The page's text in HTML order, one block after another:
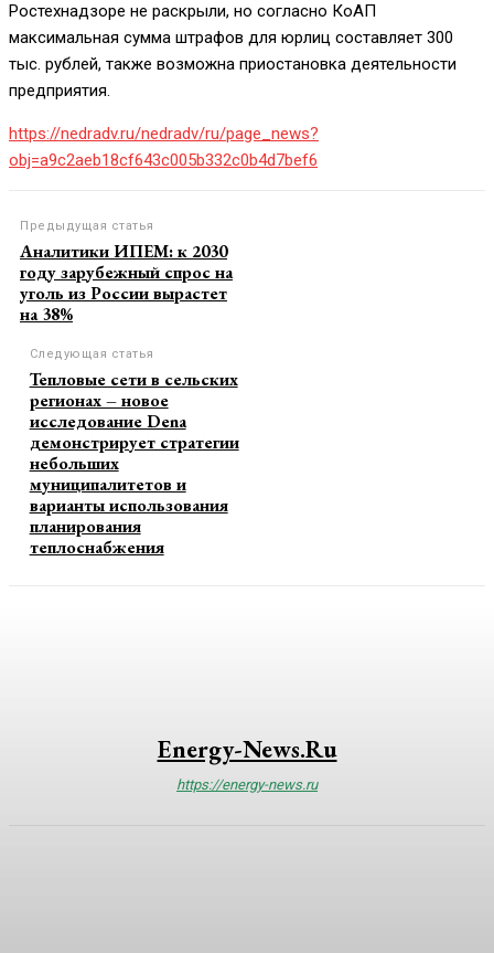
Ростехнадзоре не раскрыли, но согласно КоАП
максимальная сумма штрафов для юрлиц составляет 300
тыс. рублей, также возможна приостановка деятельности
предприятия.
https://nedradv.ru/nedradv/ru/page_news?
obj=a9c2aeb18cf643c005b332c0b4d7bef6
Предыдущая статья
Аналитики ИПЕМ: к 2030
году зарубежный спрос на
уголь из России вырастет
на 38%
Следующая статья
Тепловые сети в сельских
регионах – новое
исследование Dena
демонстрирует стратегии
небольших
муниципалитетов и
варианты использования
планирования
теплоснабжения
Energy-News.ru
https://energy-news.ru